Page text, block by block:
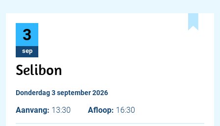
3
sep
Selibon
donderdag 3 september 2026
Aanvang: 13:30 Afloop: 16:30